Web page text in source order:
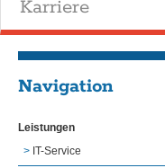
Karriere
Navigation
Leistungen
IT-Service